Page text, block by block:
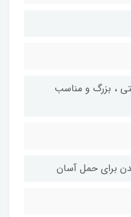
، بزرگ و مناسب
برای حمل آسان